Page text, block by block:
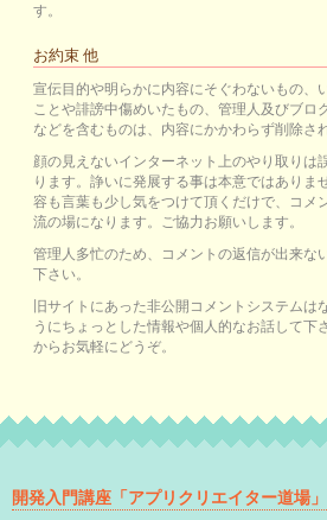
す。
お約束 他
宣伝目的や明らかに内容にそぐわないもの、
ことや誹謗中傷めいたもの、管理人及びブロ
などを含むものは、内容にかかわらず削除さ
顔の見えないインターネット上のやり取りは
ります。諍いに発展する事は本意ではありま
容も言葉も少し気をつけて頂くだけで、コメ
流の場になります。ご協力お願いします。
管理人多忙のため、コメントの返信が出来な
下さい。
旧サイトにあった非公開コメントシステムは
うにちょっとした情報や個人的なお話して下
からお気軽にどうぞ。
開発入門講座「アプリクリエイター道場」